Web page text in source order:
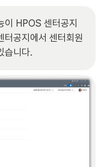
이 HPOS 센터공지
터공지에서 센터회원
습니다.